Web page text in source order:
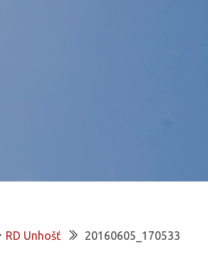
RD Unhošť 20160605_170533